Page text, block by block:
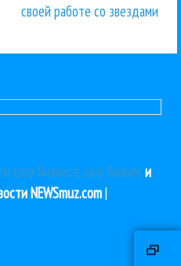
своей работе со звездами
шоу бизнеса, шоу бизнеси
NEWSmuz.com|